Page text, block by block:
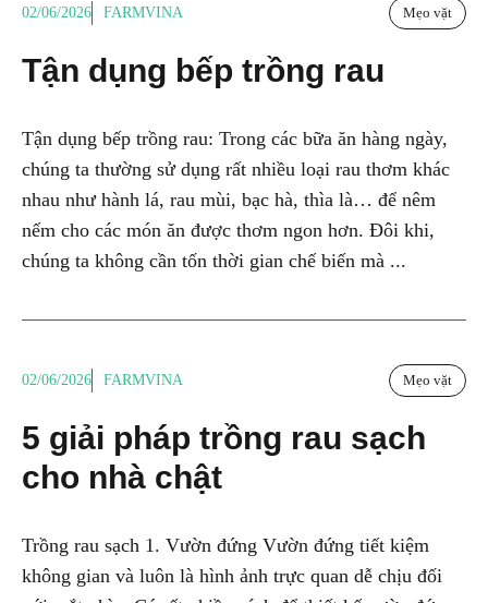
02/06/2026 FARMVINA Mẹo vặt
Tận dụng bếp trồng rau
Tận dụng bếp trồng rau: Trong các bữa ăn hàng ngày,
chúng ta thường sử dụng rất nhiều loại rau thơm khác
nhau như hành lá, rau mùi, bạc hà, thìa là… để nêm
nếm cho các món ăn được thơm ngon hơn. Đôi khi,
chúng ta không cần tốn thời gian chế biến mà ...
02/06/2026 FARMVINA Mẹo vặt
5 giải pháp trồng rau sạch
cho nhà chật
Trồng rau sạch 1. Vườn đứng Vườn đứng tiết kiệm
không gian và luôn là hình ảnh trực quan dễ chịu đối